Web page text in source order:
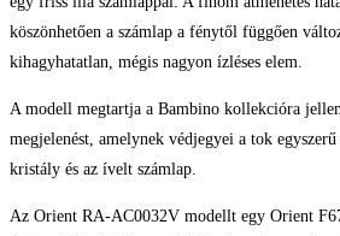
köszönhetően a számlap a fénytől függően
kihagyhatatlan, mégis nagyon ízléses elem.
A modell megtartja a Bambino kollekcióra
megjelenést, amelynek védjegyei a tok
kristály és az ívelt számlap.
Az Orient RA-AC0032V modellt egy Orient